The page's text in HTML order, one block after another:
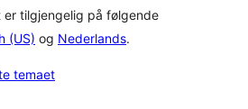
er tilgjengelig på følgende
(US) og Nederlands.
temaet